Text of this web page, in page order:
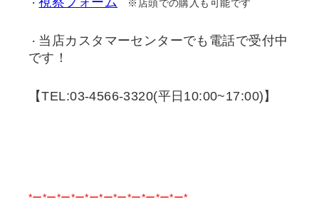
・ ※店頭での購入も可能です
・ 当店カスタマーセンターでも電話で受付中
です！
【TEL:03-4566-3320(平日10:00~17:00)】
*ー*ー*ー*ー*ー*ー*ー*ー*ー*ー*ー*